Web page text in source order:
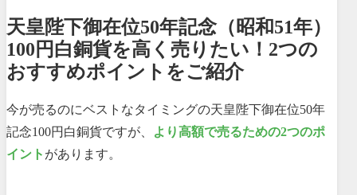
天皇陛下御在位50年記念（昭和51年）
100円白銅貨を高く売りたい！2つの
おすすめポイントをご紹介
今が売るのにベストなタイミングの天皇陛下御在位50年
記念100円白銅貨ですが、
より高額で売るための2つのポ
イント があります。